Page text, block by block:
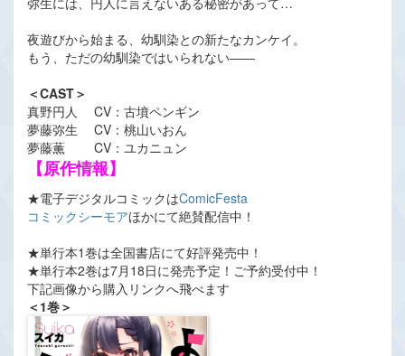
夜遊びから始まる、幼馴染との新たなカンケイ。
もう、ただの幼馴染ではいられない――
＜CAST＞
真野円人 CV：古墳ペンギン
夢藤弥生 CV：桃山いおん
夢藤薫 CV：ユカニュン
【原作情報】
★電子デジタルコミックはComicFesta
コミックシーモアほかにて絶賛配信中！
★単行本1巻は全国書店にて好評発売中！
★単行本2巻は7月18日に発売予定！ご予約受付中！
下記画像から購入リンクへ飛べます
＜1巻＞